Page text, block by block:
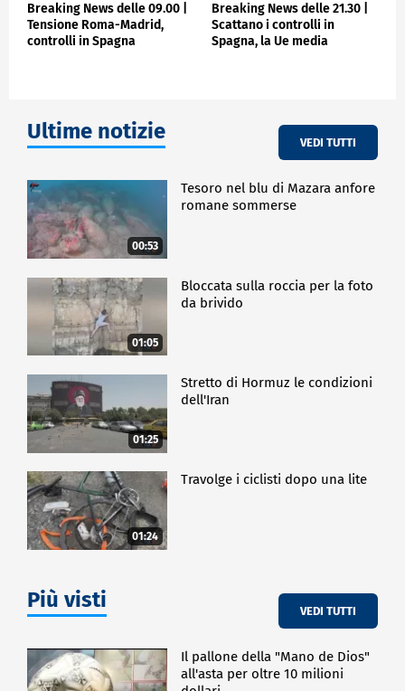
Breaking News delle 09.00 |
Tensione Roma-Madrid,
controlli in Spagna
Breaking News delle 21.30 |
Scattano i controlli in
Spagna, la Ue media
Ultime notizie VEDI TUTTI
00:53
Tesoro nel blu di Mazara anfore
romane sommerse
01:05
Bloccata sulla roccia per la foto
da brivido
01:25
Stretto di Hormuz le condizioni
dell'Iran
01:24
Travolge i ciclisti dopo una lite
Più visti VEDI TUTTI
Il pallone della "Mano de Dios"
all'asta per oltre 10 milioni